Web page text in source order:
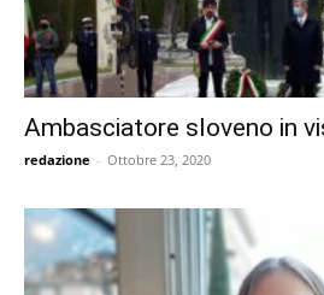
Ambasciatore sloveno in
redazione - Ottobre 23, 2020